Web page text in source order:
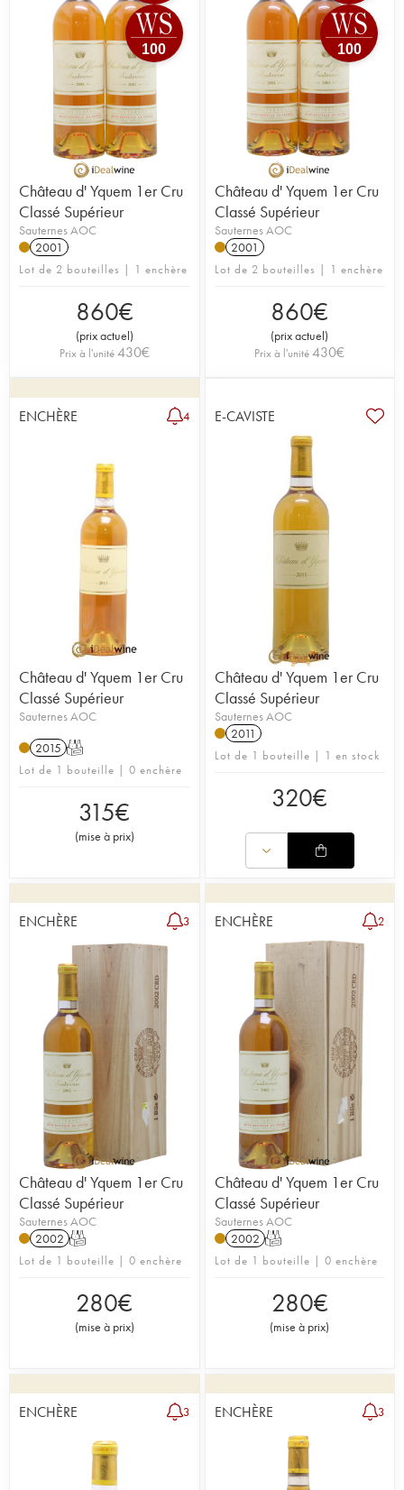
100
Château d' Yquem 1er Cru
Classé Supérieur
Sauternes AOC
2001
Lot de 2 bouteilles | 1 enchère
860€
(prix actuel)
Prix à l'unité430€
100
Château d' Yquem 1er Cru
Classé Supérieur
Sauternes AOC
2001
Lot de 2 bouteilles | 1 enchère
860€
(prix actuel)
Prix à l'unité430€
ENCHÈRE 4
Château d' Yquem 1er Cru
Classé Supérieur
Sauternes AOC
2015 T
Lot de 1 bouteille | 0 enchère
315€
(mise à prix)
E-CAVISTE
Château d' Yquem 1er Cru
Classé Supérieur
Sauternes AOC
2011
Lot de 1 bouteille | 1 en stock
320€
ENCHÈRE 3
Château d' Yquem 1er Cru
Classé Supérieur
Sauternes AOC
2002 T
Lot de 1 bouteille | 0 enchère
280€
(mise à prix)
ENCHÈRE 2
Château d' Yquem 1er Cru
Classé Supérieur
Sauternes AOC
2002 T
Lot de 1 bouteille | 0 enchère
280€
(mise à prix)
ENCHÈRE 3 ENCHÈRE 3